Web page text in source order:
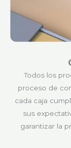
Todos los
proceso de
cada caja
sus
garantizar la